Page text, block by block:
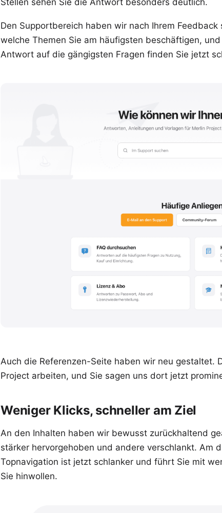
Den Supportbereich haben wir nach Ihrem
welche Themen Sie am häufigsten beschäftigen,
Antwort auf die gängigsten Fragen finden Sie jetzt
Auch die Referenzen-Seite haben wir neu gestaltet.
Project arbeiten, und Sie sagen uns dort jetzt
Weniger Klicks, schneller am Ziel
An den Inhalten haben wir bewusst zurückhaltend
stärker hervorgehoben und andere verschlankt. Am
Topnavigation ist jetzt schlanker und führt Sie mit
Sie hinwollen.